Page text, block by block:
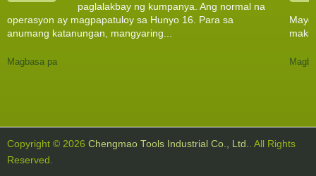
paglalakbay ng kumpanya. Ang normal na
operasyon ay magpapatuloy sa Hunyo 16. Para sa
anumang katanungan, mangyaring...
Magbasa pa
Copyright © 2026 Chengmao Tools Industrial Co., Ltd.
. All Rights
Reserved.